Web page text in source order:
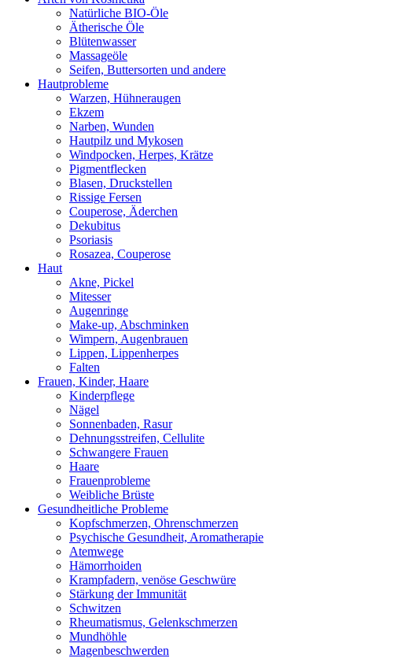
Natürliche BIO-Öle
Ätherische Öle
Blütenwasser
Massageöle
Seifen, Buttersorten und andere
Hautprobleme
Warzen, Hühneraugen
Ekzem
Narben, Wunden
Hautpilz und Mykosen
Windpocken, Herpes, Krätze
Pigmentflecken
Blasen, Druckstellen
Rissige Fersen
Couperose, Äderchen
Dekubitus
Psoriasis
Rosazea, Couperose
Haut
Akne, Pickel
Mitesser
Augenringe
Make-up, Abschminken
Wimpern, Augenbrauen
Lippen, Lippenherpes
Falten
Frauen, Kinder, Haare
Kinderpflege
Nägel
Sonnenbaden, Rasur
Dehnungsstreifen, Cellulite
Schwangere Frauen
Haare
Frauenprobleme
Weibliche Brüste
Gesundheitliche Probleme
Kopfschmerzen, Ohrenschmerzen
Psychische Gesundheit, Aromatherapie
Atemwege
Hämorrhoiden
Krampfadern, venöse Geschwüre
Stärkung der Immunität
Schwitzen
Rheumatismus, Gelenkschmerzen
Mundhöhle
Magenbeschwerden